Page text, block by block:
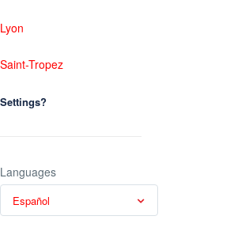
Lyon
Saint-Tropez
Settings?
Languages
Español